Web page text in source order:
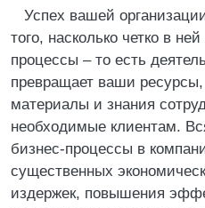
Успех вашей
того, насколько четко в
процессы – то есть
превращает ваши ресурсы,
материалы и знания
необходимые клиентам.
бизнес-процессы в
существенных
издержек, повышения